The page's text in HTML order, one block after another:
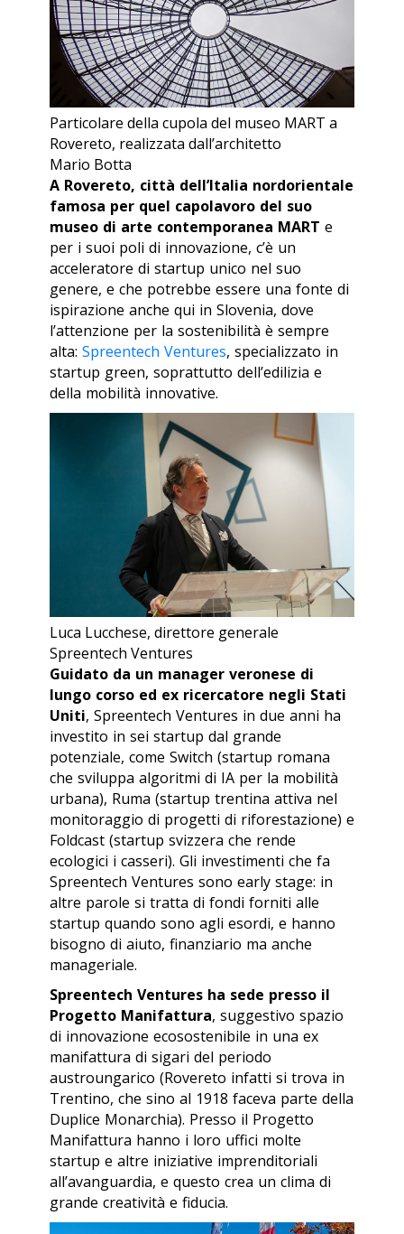
Particolare della cupola del museo MART a
Rovereto, realizzata dall’architetto
Mario Botta
A Rovereto, città dell’Italia nordorientale
famosa per quel capolavoro del suo
museo di arte contemporanea MART e
per i suoi poli di innovazione, c’è un
acceleratore di startup unico nel suo
genere, e che potrebbe essere una fonte di
ispirazione anche qui in Slovenia, dove
l’attenzione per la sostenibilità è sempre
alta: Spreentech Ventures, specializzato in
startup green, soprattutto dell’edilizia e
della mobilità innovative.
Luca Lucchese, direttore generale
Spreentech Ventures
Guidato da un manager veronese di
lungo corso ed ex ricercatore negli Stati
Uniti, Spreentech Ventures in due anni ha
investito in sei startup dal grande
potenziale, come Switch (startup romana
che sviluppa algoritmi di IA per la mobilità
urbana), Ruma (startup trentina attiva nel
monitoraggio di progetti di riforestazione) e
Foldcast (startup svizzera che rende
ecologici i casseri). Gli investimenti che fa
Spreentech Ventures sono early stage: in
altre parole si tratta di fondi forniti alle
startup quando sono agli esordi, e hanno
bisogno di aiuto, finanziario ma anche
manageriale.
Spreentech Ventures ha sede presso il
Progetto Manifattura, suggestivo spazio
di innovazione ecosostenibile in una ex
manifattura di sigari del periodo
austroungarico (Rovereto infatti si trova in
Trentino, che sino al 1918 faceva parte della
Duplice Monarchia). Presso il Progetto
Manifattura hanno i loro uffici molte
startup e altre iniziative imprenditoriali
all’avanguardia, e questo crea un clima di
grande creatività e fiducia.